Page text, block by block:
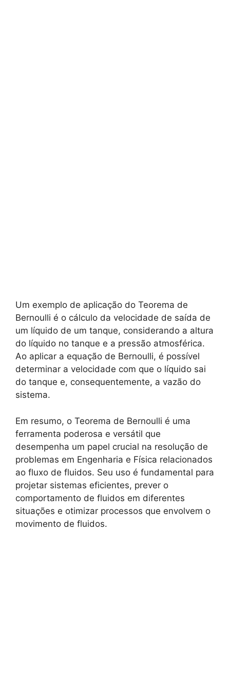
Um exemplo de aplicação do Teorema de
Bernoulli é o cálculo da velocidade de saída de
um líquido de um tanque, considerando a altura
do líquido no tanque e a pressão atmosférica.
Ao aplicar a equação de Bernoulli, é possível
determinar a velocidade com que o líquido sai
do tanque e, consequentemente, a vazão do
sistema.
Em resumo, o Teorema de Bernoulli é uma
ferramenta poderosa e versátil que
desempenha um papel crucial na resolução de
problemas em Engenharia e Física relacionados
ao fluxo de fluidos. Seu uso é fundamental para
projetar sistemas eficientes, prever o
comportamento de fluidos em diferentes
situações e otimizar processos que envolvem o
movimento de fluidos.